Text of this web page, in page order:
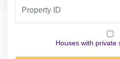
Houses with private